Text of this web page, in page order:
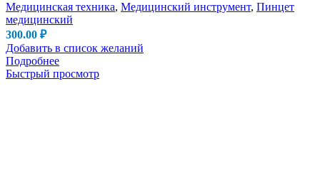
Медицинская техника, Медицинский инструмент, Пинцет
медицинский
300.00 ₽
Добавить в список желаний
Подробнее
Быстрый просмотр